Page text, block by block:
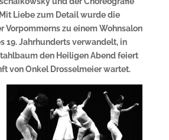
Liebe zum Detail wurde die
Vorpommerns zu einem Wohnsalon
19. Jahrhunderts verwandelt, in
den Heiligen Abend feiert
von Onkel Drosselmeier wartet.